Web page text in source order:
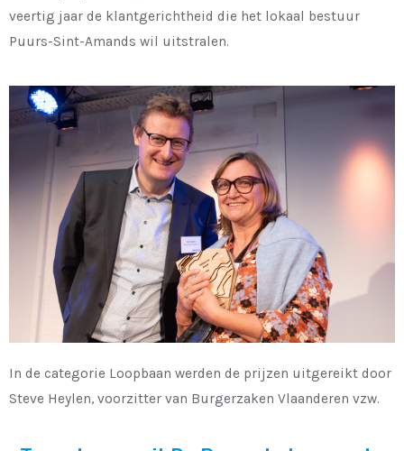
veertig jaar de klantgerichtheid die het lokaal bestuur
Puurs-Sint-Amands wil uitstralen.
In de categorie Loopbaan werden de prijzen uitgereikt door
Steve Heylen, voorzitter van Burgerzaken Vlaanderen vzw.